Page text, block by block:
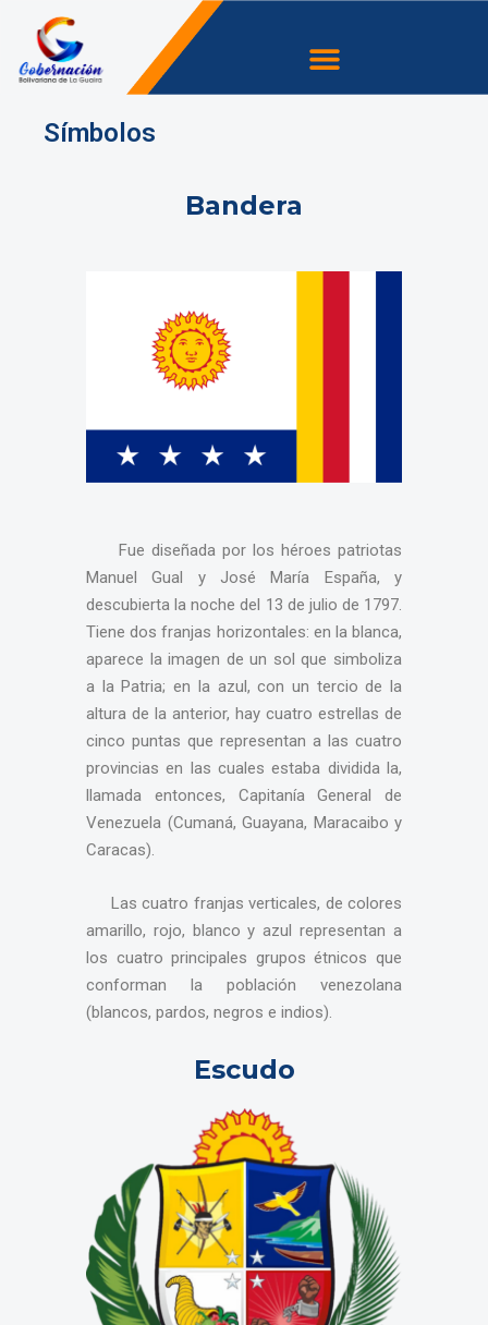
contenido
Menu
Símbolos
Bandera
Fue diseñada por los héroes patriotas
Manuel Gual y José María España, y
descubierta la noche del 13 de julio de 1797.
Tiene dos franjas horizontales: en la blanca,
aparece la imagen de un sol que simboliza
a la Patria; en la azul, con un tercio de la
altura de la anterior, hay cuatro estrellas de
cinco puntas que representan a las cuatro
provincias en las cuales estaba dividida la,
llamada entonces, Capitanía General de
Venezuela (Cumaná, Guayana, Maracaibo y
Caracas).
Las cuatro franjas verticales, de colores
amarillo, rojo, blanco y azul representan a
los cuatro principales grupos étnicos que
conforman la población venezolana
(blancos, pardos, negros e indios).
Escudo